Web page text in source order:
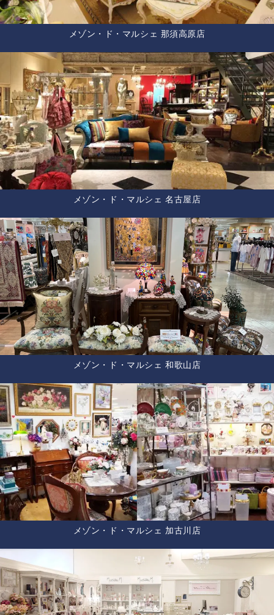
メゾン・ド・マルシェ 那須高原店
メゾン・ド・マルシェ 名古屋店
メゾン・ド・マルシェ 和歌山店
メゾン・ド・マルシェ 加古川店